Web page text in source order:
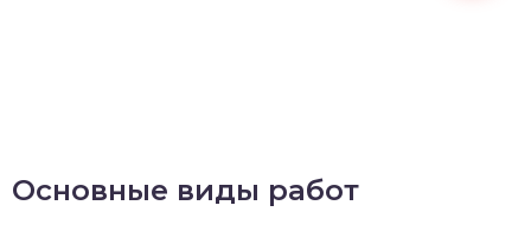
Основные виды работ